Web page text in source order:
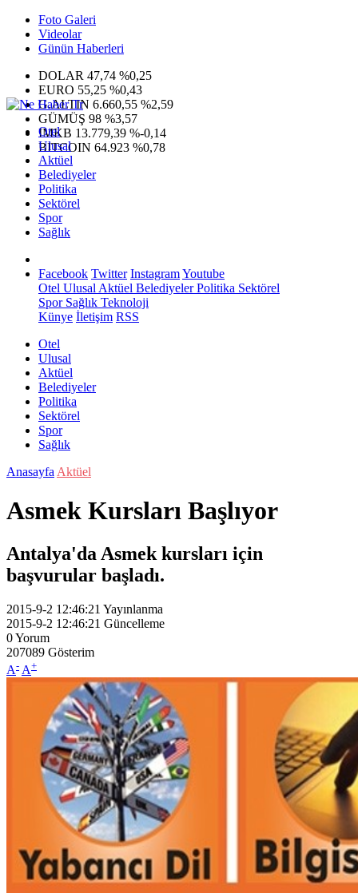
Foto Galeri
Videolar
Günün Haberleri
DOLAR 47,74 %0,25
EURO 55,25 %0,43
G.ALTIN 6.660,55 %2,59
GÜMÜŞ 98 %3,57
IMKB 13.779,39 %-0,14
BITCOIN 64.923 %0,78
Otel
Ulusal
Aktüel
Belediyeler
Politika
Sektörel
Spor
Sağlık
Facebook Twitter InstagramYoutube
Otel Ulusal Aktüel BelediyelerPolitika Sektörel
SporSağlık Teknoloji
Künye İletişim RSS
Otel
Ulusal
Aktüel
Belediyeler
Politika
Sektörel
Spor
Sağlık
Anasayfa Aktüel
Asmek Kursları Başlıyor
Antalya'da Asmek kursları için
başvurular başladı.
2015-9-2 12:46:21 Yayınlanma
2015-9-2 12:46:21 Güncelleme
0Yorum
207089 Gösterim
A- A+